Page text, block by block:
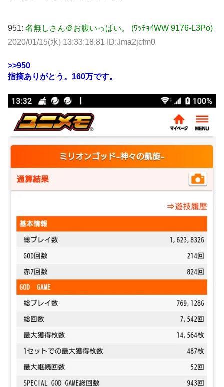
951: 名無しさん＠お腹いっぱい。 (ﾜｯﾁｮｲWW 9176-L3Po)
2020/01/15(水) 13:33:18.81 ID:Jma2jcfm0
>>950
指摘ありがとう。160万です。